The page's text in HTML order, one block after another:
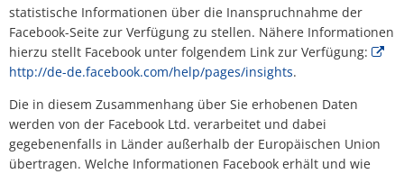
statistische Informationen über die Inanspruchnahme der
Facebook-Seite zur Verfügung zu stellen. Nähere Informationen
hierzu stellt Facebook unter folgendem Link zur Verfügung:
http://de-de.facebook.com/help/pages/insights.
Die in diesem Zusammenhang über Sie erhobenen Daten
werden von der Facebook Ltd. verarbeitet und dabei
gegebenenfalls in Länder außerhalb der Europäischen Union
übertragen. Welche Informationen Facebook erhält und wie